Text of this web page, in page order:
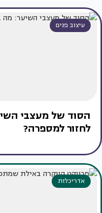
עיצוב פנים
הסוד של מעצבי
לחזור למספרה?
אדריכלות